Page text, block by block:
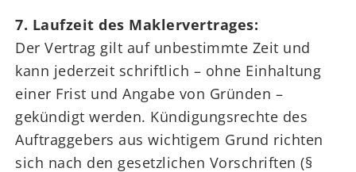
7. Laufzeit des Maklervertrages:
Der Vertrag gilt auf unbestimmte Zeit und
kann jederzeit schriftlich – ohne Einhaltung
einer Frist und Angabe von Gründen –
gekündigt werden. Kündigungsrechte des
Auftraggebers aus wichtigem Grund richten
sich nach den gesetzlichen Vorschriften (§